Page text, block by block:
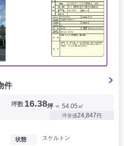
件
坪数 16.38坪 ＝ 54.05㎡
坪単価24,847円
状態 スケルトン